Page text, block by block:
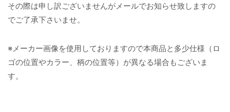
その際は申し訳ございませんがメールでお知らせ致しますの
でご了承下さいませ。
※メーカー画像を使用しておりますので本商品と多少仕様（ロ
ゴの位置やカラー、柄の位置等）が異なる場合もございま
す。